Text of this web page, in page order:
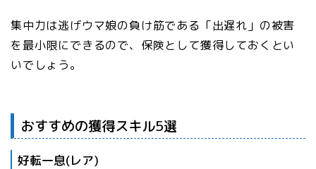
集中力は逃げウマ娘の負け筋である「出遅れ」の被害
を最小限にできるので、保険として獲得しておくとい
いでしょう。
おすすめの獲得スキル5選
好転一息(レア)